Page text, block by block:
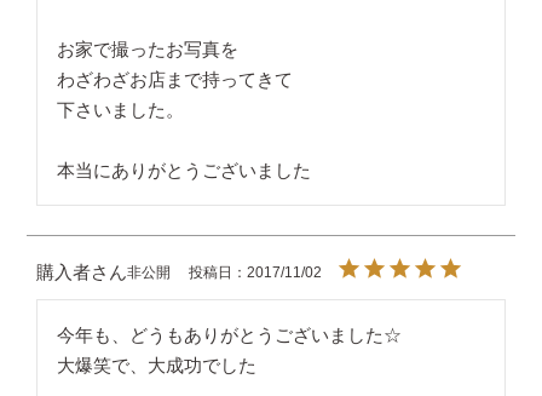
お家で撮ったお写真を
わざわざお店まで持ってきて
下さいました。
本当にありがとうございました
購入者 非公開 投稿日 2017/11/02
今年も、どうもありがとうございました☆
大爆笑で、大成功でした